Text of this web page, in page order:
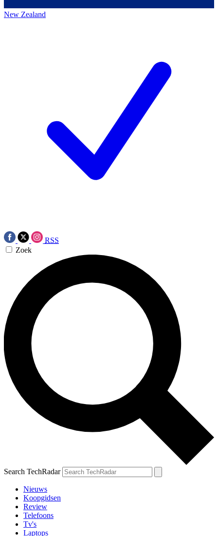
New Zealand
RSS
Zoek
Search TechRadar
Nieuws
Koopgidsen
Review
Telefoons
Tv's
Laptops